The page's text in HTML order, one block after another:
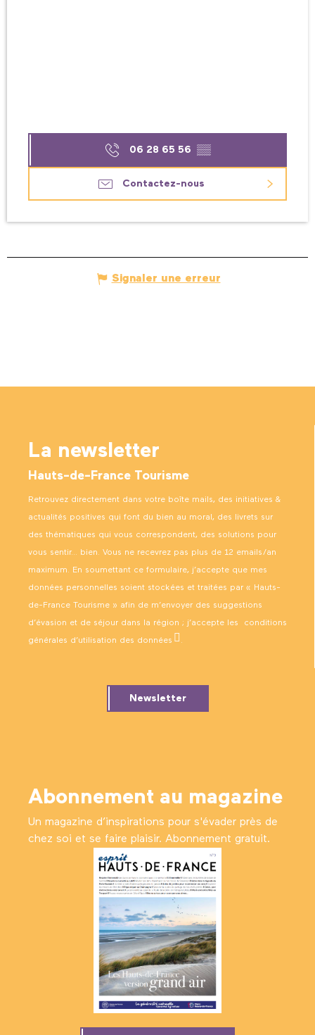
06 28 65 56 ▒▒
Contactez-nous
Signaler une erreur
La newsletter
Hauts-de-France Tourisme
Retrouvez directement dans votre boîte mails, des initiatives &
actualités positives qui font du bien au moral, des livrets sur
des thématiques qui vous correspondent, des solutions pour
vous sentir… bien. Vous ne recevrez pas plus de 12 emails/an
maximum. En soumettant ce formulaire, j’accepte que mes
données personnelles soient stockées et traitées par « Hauts-
de-France Tourisme » afin de m’envoyer des suggestions
d’évasion et de séjour dans la région ; j’accepte les conditions
générales d’utilisation des données .
Newsletter
Abonnement au magazine
Un magazine d’inspirations pour s'évader près de
chez soi et se faire plaisir. Abonnement gratuit.